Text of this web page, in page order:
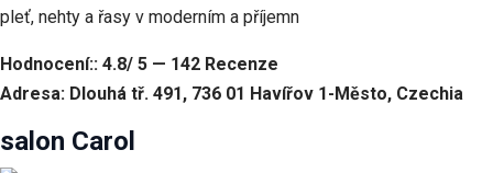
pleť, nehty a řasy v moderním a příjemn
Hodnocení:: 4.8/ 5 — 142 Recenze
Adresa: Dlouhá tř. 491, 736 01 Havířov 1-Město, Czechia
salon Carol